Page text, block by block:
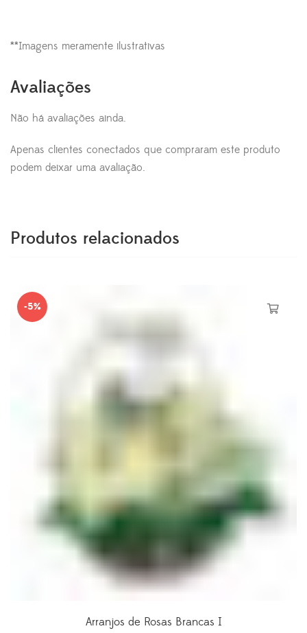
**Imagens meramente ilustrativas
Avaliações
Não há avaliações ainda.
Apenas clientes conectados que compraram este produto
podem deixar uma avaliação.
Produtos relacionados
-5%
Arranjos de Rosas Brancas I